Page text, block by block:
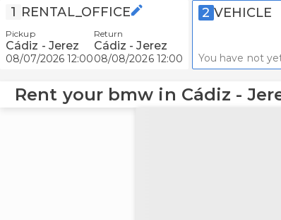
1 RENTAL_OFFICE
Pickup
Cádiz - Jerez
08/07/2026 12:00
Return
Cádiz - Jerez
08/08/2026 12:00
2 VEHICLE
You have not
Rent your bmw in Cádiz -